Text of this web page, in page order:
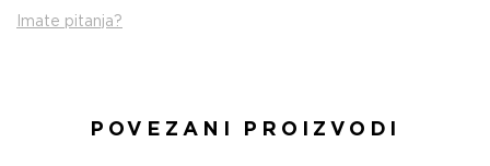
Imate pitanja?
POVEZANI PROIZVODI